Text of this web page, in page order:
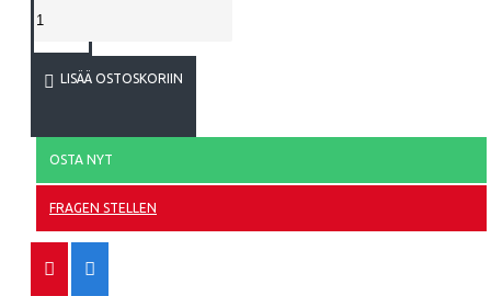
LISÄÄ OSTOSKORIIN
OSTA NYT
FRAGEN STELLEN